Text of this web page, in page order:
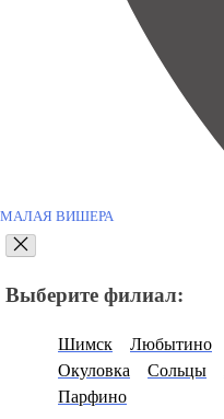
МАЛАЯ ВИШЕРА
Выберите филиал:
Шимск Любытино
Окуловка
Сольцы
Парфино